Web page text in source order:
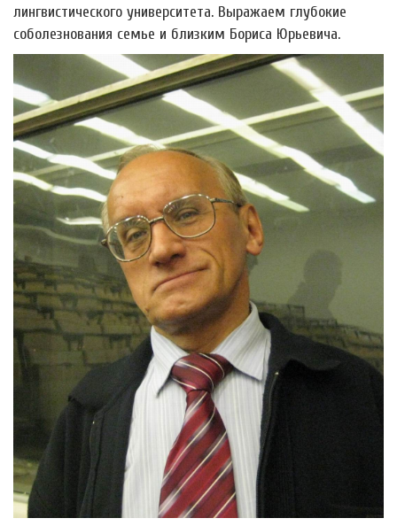
лингвистического университета. Выражаем глубокие
соболезнования семье и близким Бориса Юрьевича.